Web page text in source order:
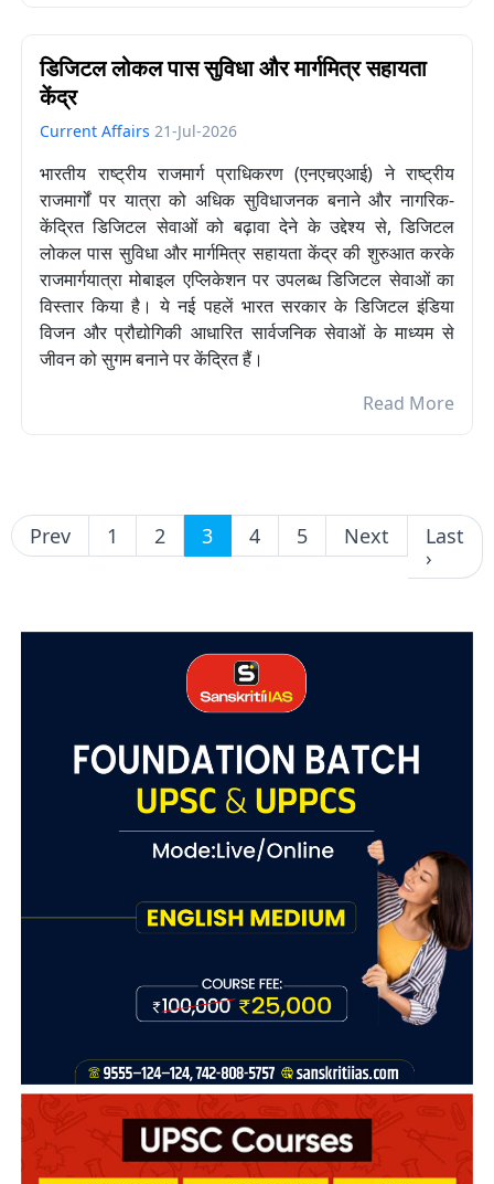
डिजिटल लोकल पास सुविधा और मार्गमित्र सहायता
केंद्र
Current Affairs 21-Jul-2026
भारतीय राष्ट्रीय राजमार्ग प्राधिकरण (एनएचएआई) ने राष्ट्रीय
राजमार्गों पर यात्रा को अधिक सुविधाजनक बनाने और नागरिक-
केंद्रित डिजिटल सेवाओं को बढ़ावा देने के उद्देश्य से, डिजिटल
लोकल पास सुविधा और मार्गमित्र सहायता केंद्र की शुरुआत करके
राजमार्गयात्रा मोबाइल एप्लिकेशन पर उपलब्ध डिजिटल सेवाओं का
विस्तार किया है। ये नई पहलें भारत सरकार के डिजिटल इंडिया
विजन और प्रौद्योगिकी आधारित सार्वजनिक सेवाओं के माध्यम से
जीवन को सुगम बनाने पर केंद्रित हैं।
Read More
Prev 1 2 3 4 5 Next
Last
›